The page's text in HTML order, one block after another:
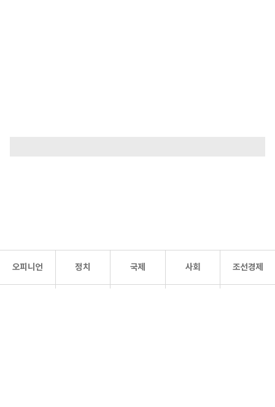
오피니언 정치 국제 사회 조선경제